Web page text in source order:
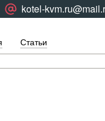
kotel-
Статьи